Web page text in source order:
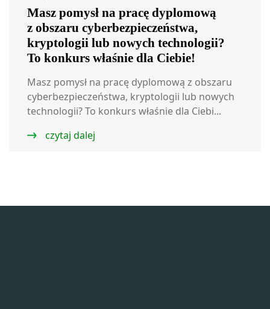
Masz pomysł na pracę dyplomową
z obszaru cyberbezpieczeństwa,
kryptologii lub nowych technologii?
To konkurs właśnie dla Ciebie!
Masz pomysł na pracę dyplomową z obszaru
cyberbezpieczeństwa, kryptologii lub nowych
technologii? To konkurs właśnie dla Ciebi...
czytaj dalej